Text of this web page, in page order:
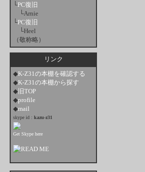
└PC復旧
└Arnie
└PC復旧
└Heel
（敬称略）
リンク
◆K-Z31の本棚を確認する
◆K-Z31の本棚から探す
◆ 旧TOP
◆profile
◆mail
skype id : kazu-z31
Get Skype here